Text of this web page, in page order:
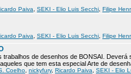
Paiva SEKI - Elio Luis Secchi Filipe
Paiva SEKI - Elio Luis Secchi Filipe
de desenhos de BONSAI. Deverá
que tem esta especial Arte de
Coelho nickyfury, Ricardo Paiva
SEKI - Elio